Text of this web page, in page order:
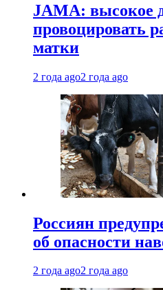
JAMA: высокое
провоцировать
матки
2 года ago2 года ago
Россиян
об опасности
2 года ago2 года ago